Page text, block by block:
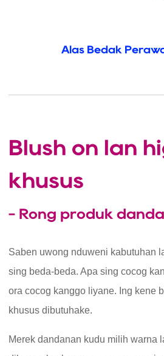
Alas Bedak
Blush on lan
khusus
- Rong produk
Saben uwong nduweni kabutuhan
sing beda-beda. Apa sing cocog
ora cocog kanggo liyane. Ing kene
khusus dibutuhake.
Merek dandanan kudu milih warna